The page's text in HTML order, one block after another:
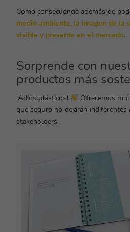
Como consecuencia además de
medio ambiente, la imagen de la
visible y presente en el mercado.
Sorprende con
productos más
¡Adiós plásticos!
Ofrecemos
que seguro no dejarán indiferentes
stakeholders.